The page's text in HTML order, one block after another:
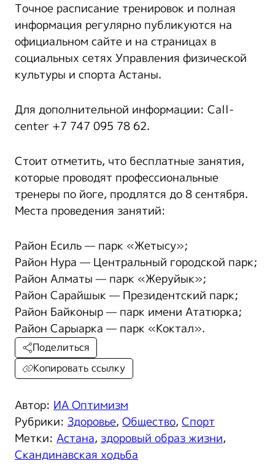
Точное расписание тренировок и полная
информация регулярно публикуются на
официальном сайте и на страницах в
социальных сетях Управления физической
культуры и спорта Астаны.
Для дополнительной информации: Call-
center +7 747 095 78 62.
Стоит отметить, что бесплатные занятия,
которые проводят профессиональные
тренеры по йоге, продлятся до 8 сентября.
Места проведения занятий:
Район Есиль — парк «Жетысу»;
Район Нура — Центральный городской парк;
Район Алматы — парк «Жеруйык»;
Район Сарайшык — Президентский парк;
Район Байконыр — парк имени Ататюрка;
Район Сарыарка — парк «Коктал».
Автор: ИА Оптимизм
Рубрики: Здоровье, Общество, Спорт
Метки: Астана, здоровый образ жизни,
Скандинавская ходьба
Поделиться
Копировать ссылку